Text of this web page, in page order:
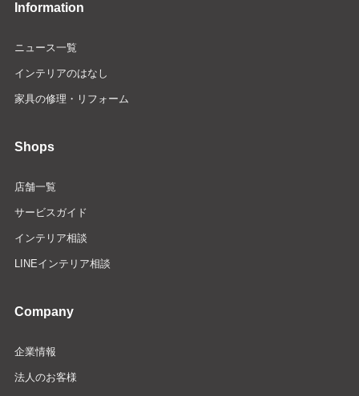
Information
ニュース一覧
インテリアのはなし
家具の修理・リフォーム
Shops
店舗一覧
サービスガイド
インテリア相談
LINEインテリア相談
Company
企業情報
法人のお客様